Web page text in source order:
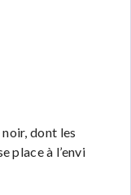
dont les
place à l’envi